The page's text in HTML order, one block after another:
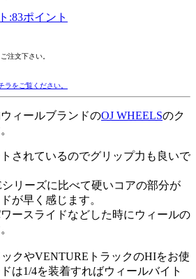
:83ポイント
注文下さい。
をご覧ください。
ィールブランドのOJ WHEELSのク
されているのでグリップ力も良いで
リーズに比べて硬いコアの部分が
が早く感じます。
ースライドなどした時にウィールの
クやVENTUREトラックのHIをお使
は1/4を装着すればウィールバイト